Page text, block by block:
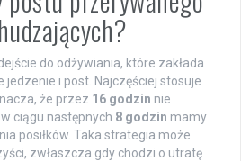
do odżywiania, które zakłada
i post. Najczęściej stosuje
że przez 16 godzin nie
ciągu następnych 8 godzin mamy
posiłków. Taka strategia może
zwłaszcza gdy chodzi o utratę